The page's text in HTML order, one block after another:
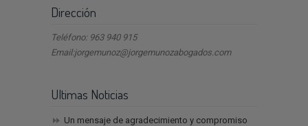
Dirección
Teléfono: 963 940 915
Email:jorgemunoz@jorgemunozabogados.com
Ultimas Noticias
Un mensaje de agradecimiento y compromiso